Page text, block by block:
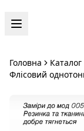
Головна Каталог
Флісовий